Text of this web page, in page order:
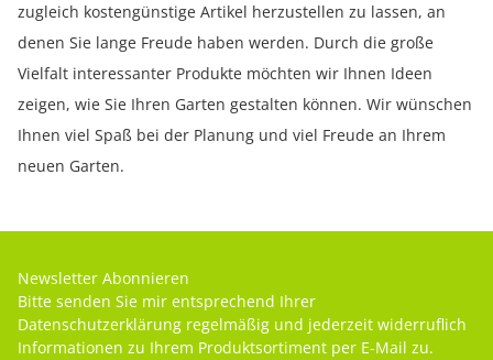
zugleich kostengünstige Artikel herzustellen zu lassen, an
denen Sie lange Freude haben werden. Durch die große
Vielfalt interessanter Produkte möchten wir Ihnen Ideen
zeigen, wie Sie Ihren Garten gestalten können. Wir wünschen
Ihnen viel Spaß bei der Planung und viel Freude an Ihrem
neuen Garten.
Newsletter Abonnieren
Bitte senden Sie mir entsprechend Ihrer
Datenschutzerklärung regelmäßig und jederzeit widerruflich
Informationen zu Ihrem Produktsortiment per E-Mail zu.